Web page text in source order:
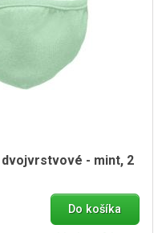
- mint, 2
Do košíka